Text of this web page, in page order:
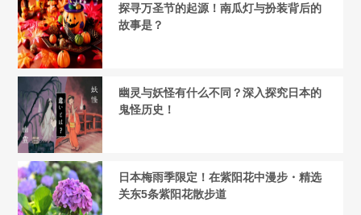
探寻万圣节的起源！南瓜灯与扮装背后的
故事是？
幽灵与妖怪有什么不同？深入探究日本的
鬼怪历史！
日本梅雨季限定！在紫阳花中漫步・精选
关东5条紫阳花散步道